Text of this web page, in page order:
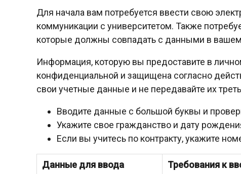
Для начала вам потребуется ввести свою
коммуникации с университетом. Также
которые должны совпадать с данными в вашем
Информация, которую вы предоставите в
конфиденциальной и защищена согласно
свои учетные данные и не передавайте их
Вводите данные с большой буквы и
Укажите свое гражданство и дату
Если вы учитесь по контракту, укажите
Данные для ввода
Требования к